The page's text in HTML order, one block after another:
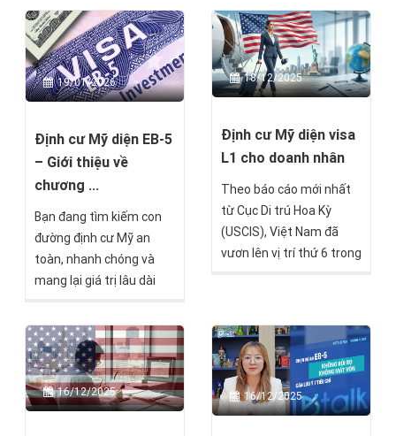
19/01/2026
Định cư Mỹ diện EB-5
– Giới thiệu về
chương ...
Bạn đang tìm kiếm con
đường định cư Mỹ an
toàn, nhanh chóng và
mang lại giá trị lâu dài
trình định cư Mỹ diện EB-
5 đã và đang là lựa chọn
hàng đầu của hàng nghìn
nhà đầu tư toàn cầu, đặc
biệt là nhà đầu tư Việt
18/12/2025
Định cư Mỹ diện visa
L1 cho doanh nhân
Theo báo cáo mới nhất
từ Cục Di trú Hoa Kỳ
(USCIS), Việt Nam đã
vươn lên vị trí thứ 6 trong
2024, với hơn 70% hồ sơ
visa L1 từ doanh nhân
Việt được phê duyệt
thành công. Con số này
16/12/2025 16/12/2025